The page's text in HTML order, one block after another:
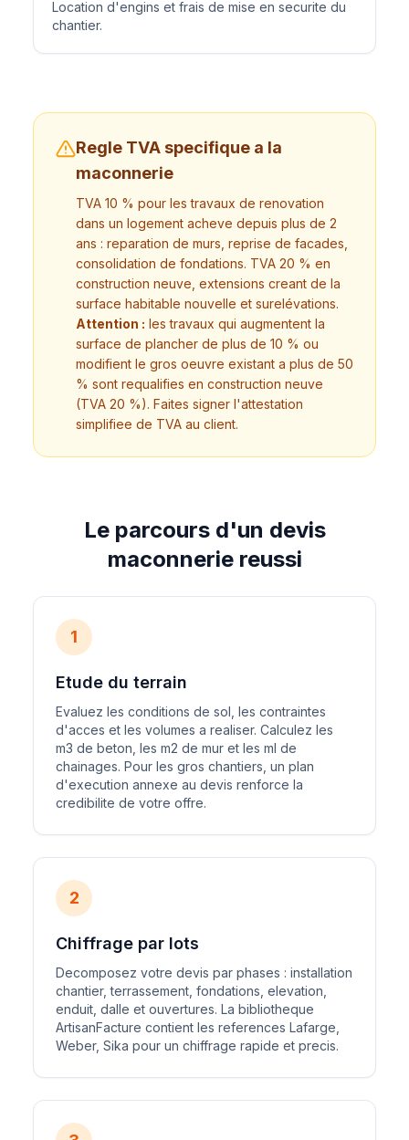
Location d'engins et frais de mise en securite du
chantier.
Regle TVA specifique a la
maconnerie
TVA 10 % pour les travaux de renovation
dans un logement acheve depuis plus de 2
ans : reparation de murs, reprise de facades,
consolidation de fondations. TVA 20 % en
construction neuve, extensions creant de la
surface habitable nouvelle et surelévations.
Attention : les travaux qui augmentent la
surface de plancher de plus de 10 % ou
modifient le gros oeuvre existant a plus de 50
% sont requalifies en construction neuve
(TVA 20 %). Faites signer l'attestation
simplifiee de TVA au client.
Le parcours d'un devis
maconnerie reussi
1
Etude du terrain
Evaluez les conditions de sol, les contraintes
d'acces et les volumes a realiser. Calculez les
m3 de beton, les m2 de mur et les ml de
chainages. Pour les gros chantiers, un plan
d'execution annexe au devis renforce la
credibilite de votre offre.
2
Chiffrage par lots
Decomposez votre devis par phases : installation
chantier, terrassement, fondations, elevation,
enduit, dalle et ouvertures. La bibliotheque
ArtisanFacture contient les references Lafarge,
Weber, Sika pour un chiffrage rapide et precis.